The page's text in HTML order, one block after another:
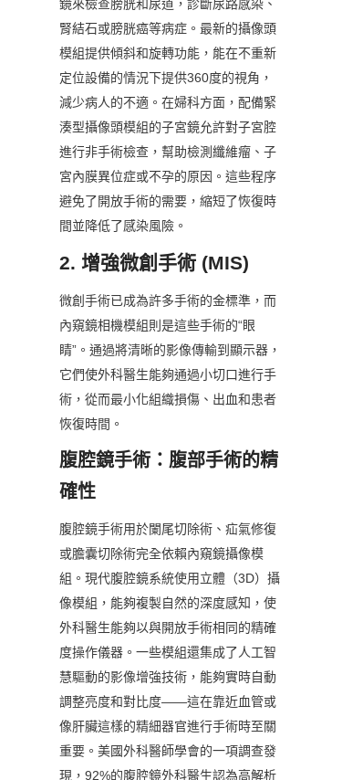
鏡來檢查膀胱和尿道，診斷尿路感染、
腎結石或膀胱癌等病症。最新的攝像頭
模組提供傾斜和旋轉功能，能在不重新
定位設備的情況下提供360度的視角，
減少病人的不適。在婦科方面，配備緊
湊型攝像頭模組的子宮鏡允許對子宮腔
進行非手術檢查，幫助檢測纖維瘤、子
宮內膜異位症或不孕的原因。這些程序
避免了開放手術的需要，縮短了恢復時
間並降低了感染風險。
2. 增強微創手術 (MIS)
微創手術已成為許多手術的金標準，而
內窺鏡相機模組則是這些手術的“眼
睛”。通過將清晰的影像傳輸到顯示器，
它們使外科醫生能夠通過小切口進行手
術，從而最小化組織損傷、出血和患者
恢復時間。
腹腔鏡手術：腹部手術的精
確性
腹腔鏡手術用於闌尾切除術、疝氣修復
或膽囊切除術完全依賴內窺鏡攝像模
組。現代腹腔鏡系統使用立體（3D）攝
像模組，能夠複製自然的深度感知，使
外科醫生能夠以與開放手術相同的精確
度操作儀器。一些模組還集成了人工智
慧驅動的影像增強技術，能夠實時自動
調整亮度和對比度——這在靠近血管或
像肝臟這樣的精細器官進行手術時至關
重要。美國外科醫師學會的一項調查發
現，92%的腹腔鏡外科醫生認為高解析